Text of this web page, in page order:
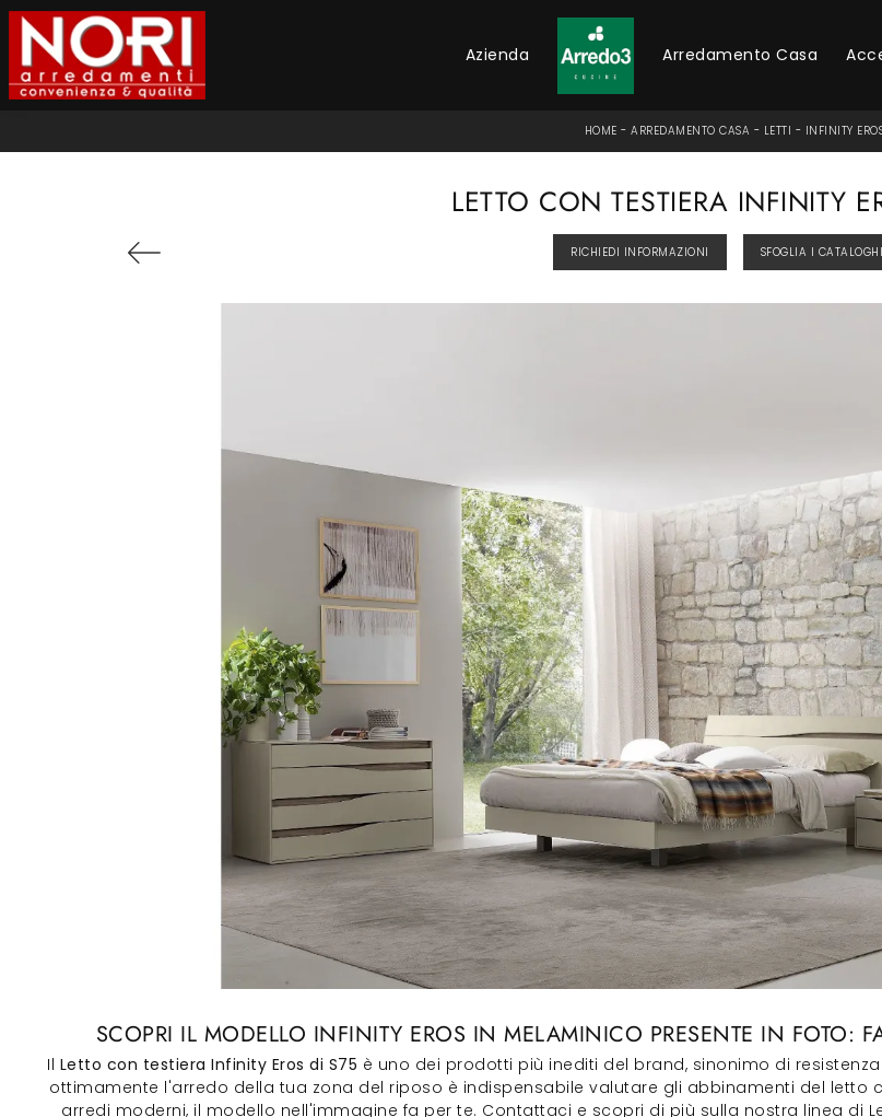
Azienda Arredamento Casa
HOME -ARREDAMENTO CASA - LETTI - INFINITY
LETTO CON TESTIERA INFINITY
RICHIEDI INFORMAZIONI SFOGLIA I CATALOGHI
SCOPRI IL MODELLO INFINITY EROS IN MELAMINICO PRESENTE IN FOTO:
Il Letto con testiera Infinity Eros di S75 è uno dei prodotti più inediti del brand, sinonimo di
ottimamente l'arredo della tua zona del riposo è indispensabile valutare gli abbinamenti del
arredi moderni, il modello nell'immagine fa per te. Contattaci e scopri di più sulla nostra linea di